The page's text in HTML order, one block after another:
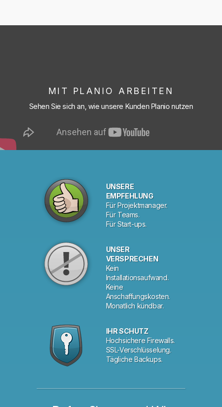
MIT PLANIO ARBEITEN
Sehen Sie sich an, wie unsere Kunden Planio nutzen
UNSERE
EMPFEHLUNG
Für Projektmanager.
Für Teams.
Für Start-ups.
UNSER
VERSPRECHEN
Kein
Installationsaufwand.
Keine
Anschaffungskosten.
Monatlich kündbar.
IHR SCHUTZ
Hochsichere Firewalls.
SSL-Verschlüsselung.
Tägliche Backups.